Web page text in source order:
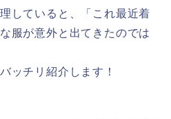
していると、「これ最近着
服が意外と出てきたのでは
ッチリ紹介します！